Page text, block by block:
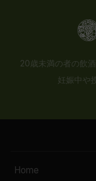
20歳未満の者の飲
妊娠中や
Home